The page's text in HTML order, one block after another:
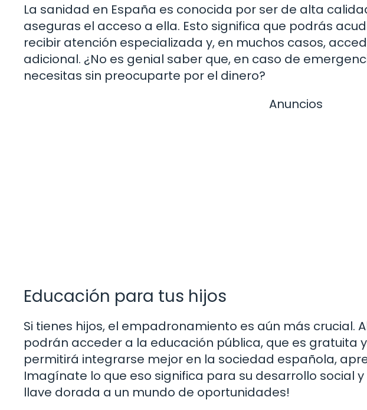
La sanidad en España es conocida por ser de alta
aseguras el acceso a ella. Esto significa que podrás
recibir atención especializada y, en muchos casos,
adicional. ¿No es genial saber que, en caso de
necesitas sin preocuparte por el dinero?
Anuncios
Educación para tus hijos
Si tienes hijos, el empadronamiento es aún más crucial.
podrán acceder a la educación pública, que es gratuita
permitirá integrarse mejor en la sociedad española,
Imagínate lo que eso significa para su desarrollo social
llave dorada a un mundo de oportunidades!